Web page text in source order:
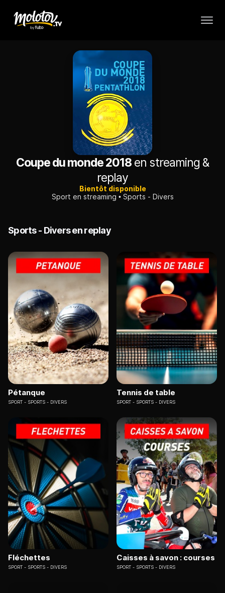
Coupe du monde 2018 en streaming &
replay
Bientôt disponible
Sport en streaming
Sports - Divers
Sports - Divers en replay
Pétanque
SPORT SPORTS - DIVERS
Tennis de table
SPORT SPORTS - DIVERS
Fléchettes
SPORT SPORTS - DIVERS
Caisses à savon : courses
SPORT SPORTS - DIVERS